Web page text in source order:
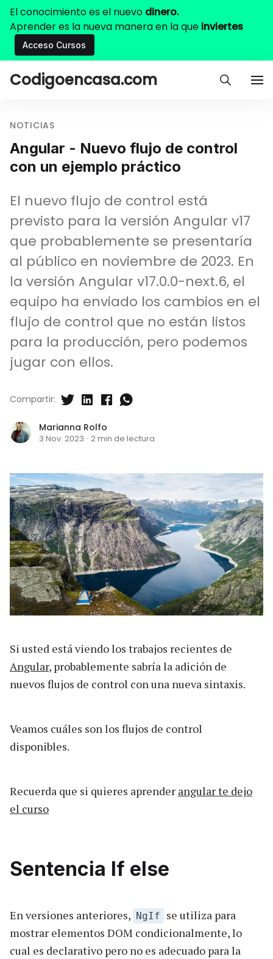
El conocimiento es el nuevo dinero.
Aprender es la nueva manera en la que inviertes
Acceso Cursos
Codigoencasa.com
NOTICIAS
Angular - Nuevo flujo de control
con un ejemplo práctico
El nuevo flujo de control está
previsto para la versión Angular v17
que probablemente se presentaría
al público en noviembre de 2023. En
la versión Angular v17.0.0-next.6, el
equipo ha enviado los cambios en el
flujo de control que no están listos
para la producción, pero podemos
jugar con ellos.
Marianna Rolfo
3 Nov. 2023 · 2 min de lectura
Compartir:
Si usted está viendo los trabajos recientes de
Angular, probablemente sabría la adición de
nuevos flujos de control con una nueva sintaxis.
Veamos cuáles son los flujos de control
disponibles.
Recuerda que si quieres aprender angular te dejo
el curso
Sentencia If else
En versiones anteriores, NgIf
se utiliza para
mostrar elementos DOM condicionalmente, lo
cual es declarativo pero no es adecuado para la